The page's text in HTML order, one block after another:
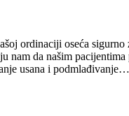
ordinaciji oseća
nam da našim
usana i